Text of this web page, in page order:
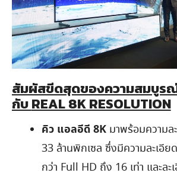
สัมผัสขีดสุดของความสมบูร
กับREAL 8K RESOLUTION
คิว แอลอีดี8Kมาพร้อมความล
33 ล้านพิกเซล ซึ่งมีความละเอี
กว่า Full HD ถึง 16 เท่า และละ